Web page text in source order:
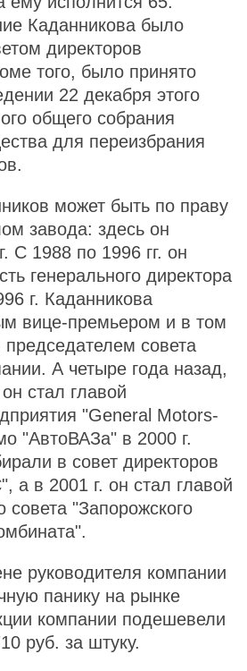
Каданникова было
директоров
того, было принято
22 декабря этого
общего собрания
для переизбрания
может быть по праву
завода: здесь он
С 1988 по 1996 гг. он
генерального директора
г. Каданникова
вице-премьером и в том
совета
А четыре года назад,
стал главой
"General Motors-
"АвтоВАЗа" в 2000 г.
в совет директоров
а в 2001 г. он стал главой
совета "Запорожского
руководителя компании
панику на рынке
компании подешевели
руб. за штуку.